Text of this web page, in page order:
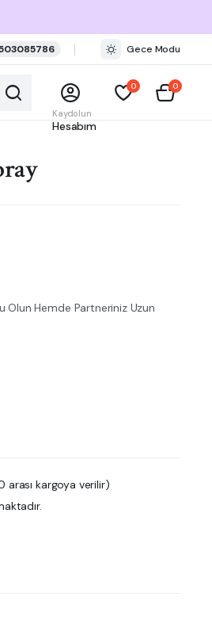
Gece Modu
Kaydolun
Hesabım
0 0
Hemde Partneriniz Uzun
arası kargoya verilir)